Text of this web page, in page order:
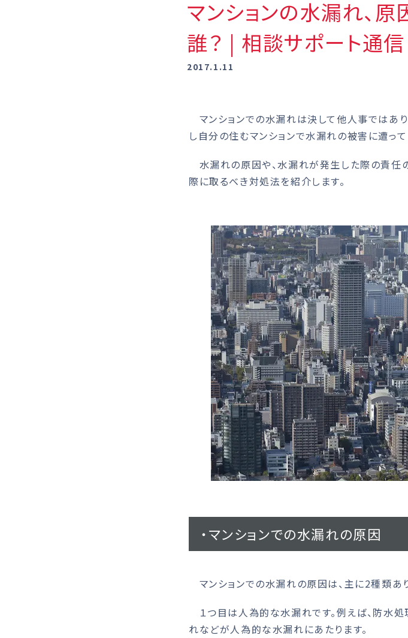
マンションの水漏れ、
誰？ | 相談サポート通
2017.1.11
マンションでの水漏れは決して他人事ではあ
し自分の住むマンションで水漏れの被害に遭って
水漏れの原因や、水漏れが発生した際の責任
際に取るべき対処法を紹介します。
・マンションでの水漏れの原因
マンションでの水漏れの原因は、主に2種類あり
１つ目は人為的な水漏れです。例えば、防水
れなどが人為的な水漏れにあたります。